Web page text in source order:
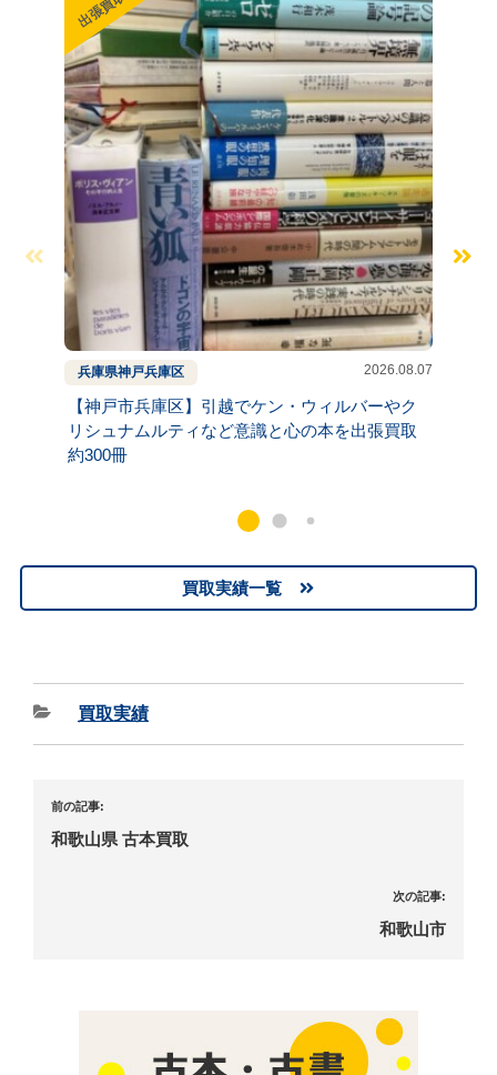
兵庫県神戸兵庫区 2026.08.07
【神戸市兵庫区】引越でケン・ウィルバーやク
リシュナムルティなど意識と心の本を出張買取
約300冊
出張買取
買取実績一覧
買取実績
前の記事:
和歌山県 古本買取
次の記事:
和歌山市